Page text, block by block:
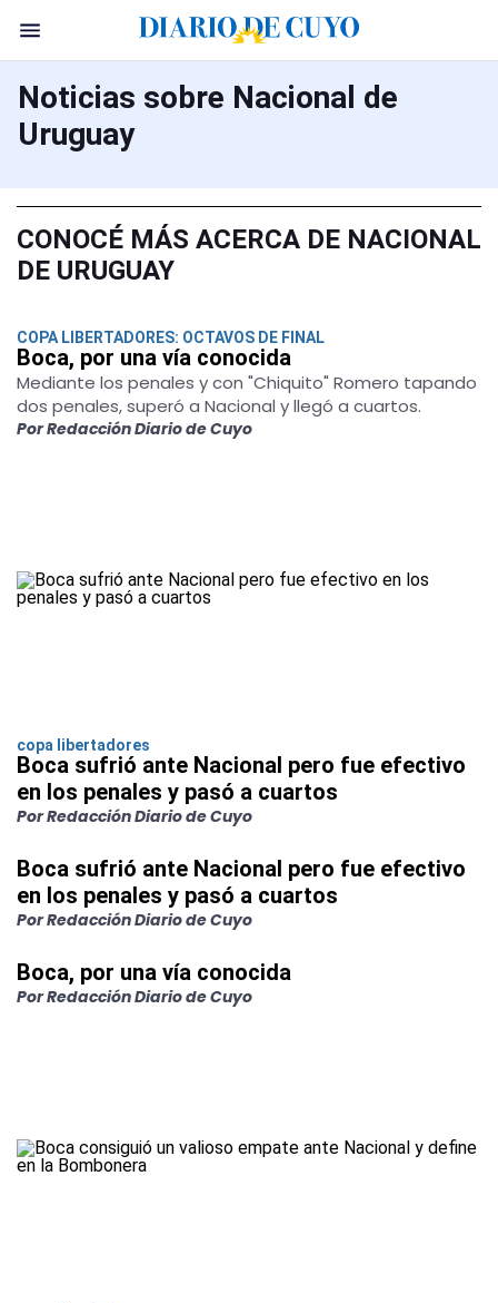
Noticias sobre Nacional de
Uruguay
CONOCÉ MÁS ACERCA DE NACIONAL
DE URUGUAY
COPA LIBERTADORES: OCTAVOS DE FINAL
Boca, por una vía conocida
Mediante los penales y con "Chiquito" Romero tapando
dos penales, superó a Nacional y llegó a cuartos.
Por Redacción Diario de Cuyo
copa libertadores
Boca sufrió ante Nacional pero fue efectivo
en los penales y pasó a cuartos
Por Redacción Diario de Cuyo
Boca sufrió ante Nacional pero fue efectivo
en los penales y pasó a cuartos
Por Redacción Diario de Cuyo
Boca, por una vía conocida
Por Redacción Diario de Cuyo